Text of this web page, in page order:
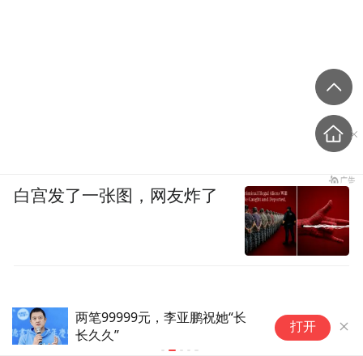
两笔99999元，李亚鹏祝她“长
长久久”
打开
白宫发了一张图，网友炸了